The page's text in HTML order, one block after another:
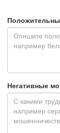
Негативные